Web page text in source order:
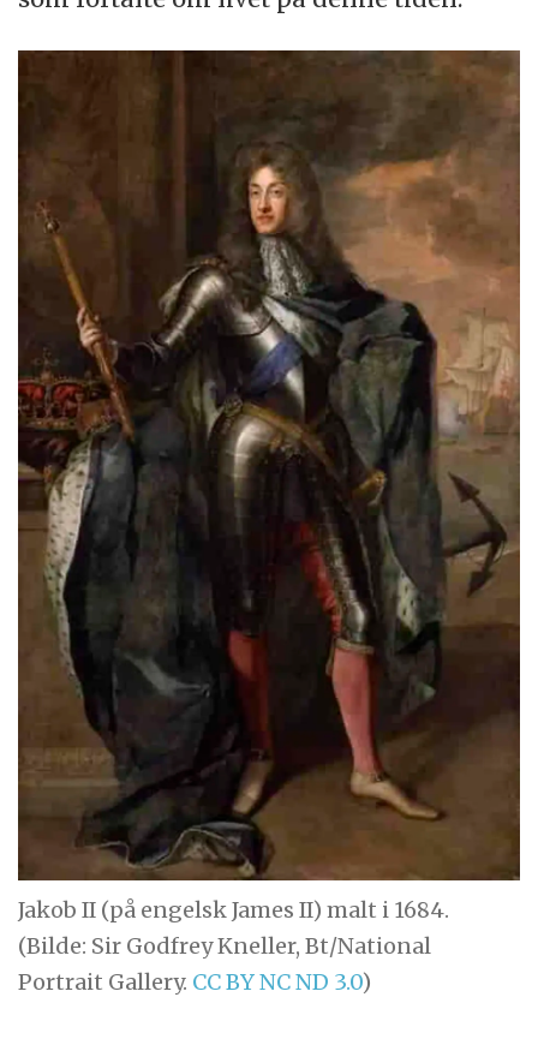
Jakob II (på engelsk James II) malt i 1684.
(Bilde: Sir Godfrey Kneller, Bt/National
Portrait Gallery. CC BY NC ND 3.0)